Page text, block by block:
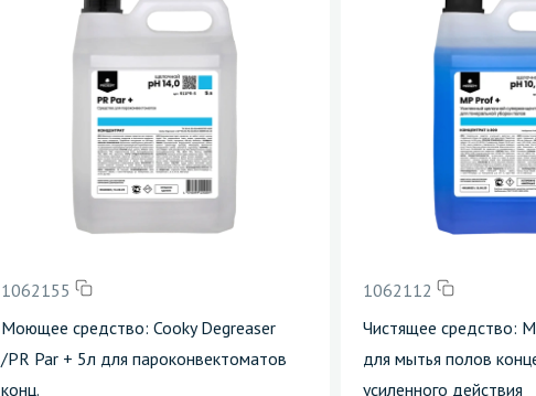
1062155
Моющее средство: Cooky Degreaser
/PR Par + 5л для пароконвектоматов
конц.
1062112
Чистящее средство:
для мытья полов
усиленного действия